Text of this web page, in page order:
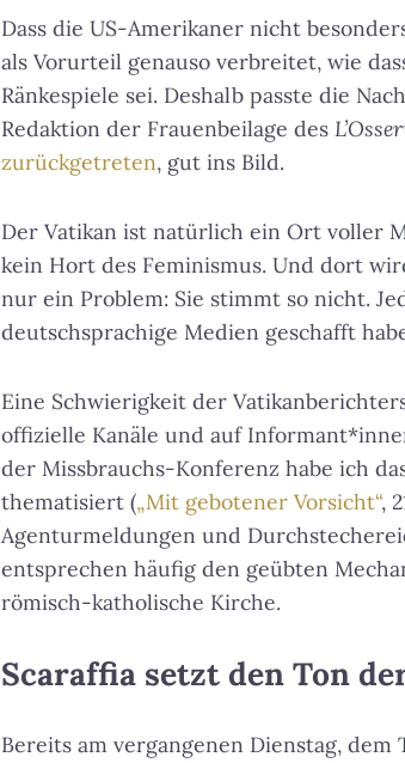
Dass die US-Amerikaner nicht
als Vorurteil genauso verbreitet, wie
Ränkespiele sei. Deshalb passte die
Redaktion der Frauenbeilage des
zurückgetreten, gut ins Bild.
Der Vatikan ist natürlich ein Ort voller
kein Hort des Feminismus. Und dort
nur ein Problem: Sie stimmt so nicht.
deutschsprachige Medien geschafft
Eine Schwierigkeit der
offizielle Kanäle und auf
der Missbrauchs-Konferenz habe ich
thematisiert („Mit gebotener Vorsicht“,
Agenturmeldungen und
entsprechen häufig den geübten
römisch-katholische Kirche.
Scaraffia setzt den Ton
Bereits am vergangenen Dienstag,